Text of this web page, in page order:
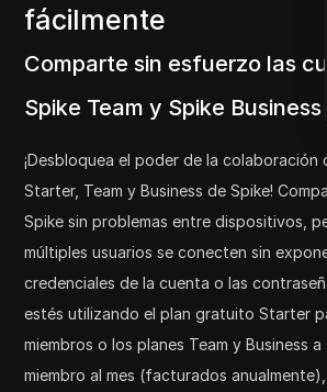
fácilmente
Comparte sin esfuerzo las
Spike Team y Spike Business
¡Desbloquea el poder de la colaboración
Starter, Team y Business de Spike!
Spike sin problemas entre dispositivos,
múltiples usuarios se conecten sin
credenciales de la cuenta o las
estés utilizando el plan gratuito Starter
miembros o los planes Team y Business
miembro al mes (facturados